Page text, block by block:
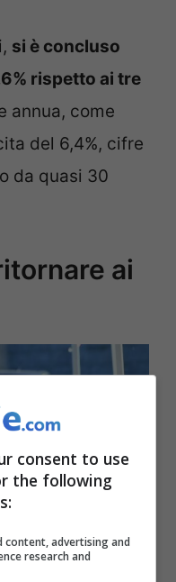
si è concluso
rispetto ai tre
annua, come
del 6,4%, cifre
da quasi 30
ai
crisi © Ansa
consent to use
the following
content, advertising and
research and